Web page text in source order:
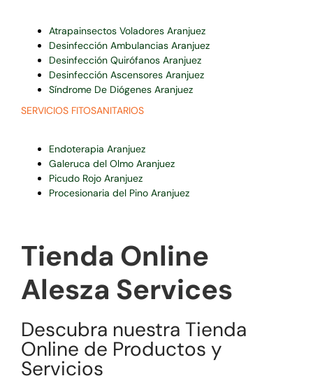
Atrapainsectos Voladores Aranjuez
Desinfección Ambulancias Aranjuez
Desinfección Quirófanos Aranjuez
Desinfección Ascensores Aranjuez
Síndrome De Diógenes Aranjuez
SERVICIOS FITOSANITARIOS
Endoterapia Aranjuez
Galeruca del Olmo Aranjuez
Picudo Rojo Aranjuez
Procesionaria del Pino Aranjuez
Tienda Online
Alesza Services
Descubra nuestra Tienda
Online de Productos y
Servicios